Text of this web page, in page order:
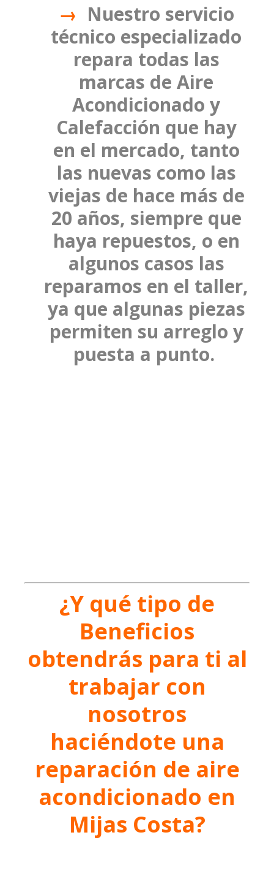
→ Nuestro servicio
técnico especializado
repara todas las
marcas de Aire
Acondicionado y
Calefacción que hay
en el mercado, tanto
las nuevas como las
viejas de hace más de
20 años, siempre que
haya repuestos, o en
algunos casos las
reparamos en el taller,
ya que algunas piezas
permiten su arreglo y
puesta a punto.
¿Y qué tipo de
Beneficios
obtendrás para ti al
trabajar con
nosotros
haciéndote una
reparación de aire
acondicionado en
Mijas Costa?